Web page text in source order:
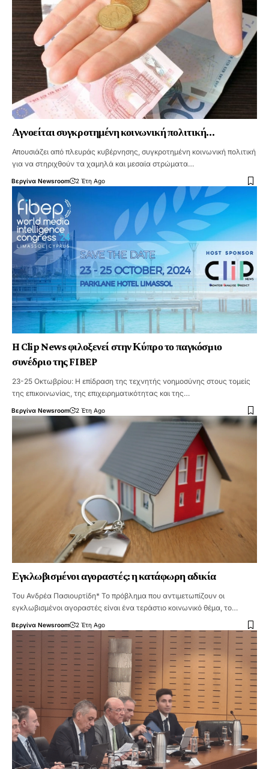
Αγνοείται συγκροτημένη κοινωνική πολιτική…
Απουσιάζει από πλευράς κυβέρνησης, συγκροτημένη κοινωνική πολιτική
για να στηριχθούν τα χαμηλά και μεσαία στρώματα…
Βεργίνα Newsroom 2 Έτη Ago
H Clip News φιλοξενεί στην Κύπρο το παγκόσµιο
συνέδριο της FIBEP
23-25 Οκτωβρίου: Η επίδραση της τεχνητής νοηµοσύνης στους τοµείς
της επικοινωνίας, της επιχειρηματικότητας και της…
Βεργίνα Newsroom 2 Έτη Ago
Εγκλωβισµένοι αγοραστές: η κατάφωρη αδικία
Του Ανδρέα Πασιουρτίδη* Το πρόβληµα που αντιµετωπίζουν οι
εγκλωβισµένοι αγοραστές είναι ένα τεράστιο κοινωνικό θέµα, το…
Βεργίνα Newsroom 2 Έτη Ago